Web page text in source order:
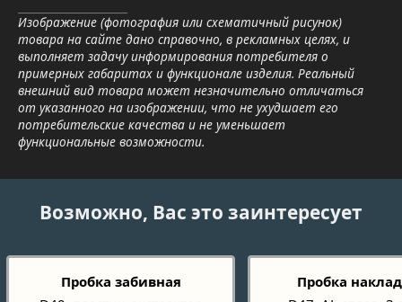
Изображение (фотография или схематичный рисунок)
товара на сайте дано справочно, в рекламных целях, и
выполняет задачу информирования потребителя о
примерных габаритах и функционале изделия. Реальный
внешний вид товара может незначительно отличаться
от указанного на изображении, что не ухудшает его
потребительские качества и не уменьшает
функциональные возможности.
Возможно, Вас это заинтересует
Пробка забивная
Пробка